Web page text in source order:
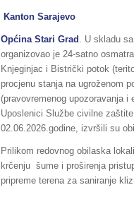
Kanton Sarajevo
Općina Stari Grad . U skladu
organizovao je 24-satno
Knjeginjac i Bistrički potok
procjenu stanja na ugroženom
(pravovremenog upozoravanja
Uposlenici Službe civilne
02.06.2026.godine, izvršili su
Prilikom redovnog obilaska
krčenju šume i proširenja
pripreme terena za saniranje